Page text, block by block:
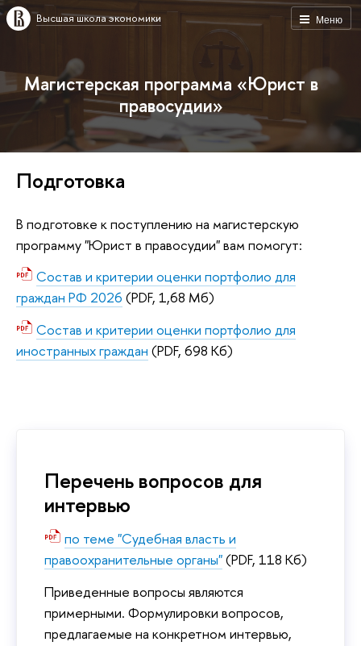
Меню
Высшая школа экономики
Магистерская программа «Юрист в
правосудии»
Подготовка
В подготовке к поступлению на магистерскую
программу "Юрист в правосудии" вам помогут:
Состав и критерии оценки портфолио для
граждан РФ 2026 (PDF, 1,68 Мб)
Состав и критерии оценки портфолио для
иностранных граждан (PDF, 698 Кб)
Перечень вопросов для
интервью
по теме "Судебная власть и
правоохранительные органы"(PDF, 118 Кб)
Приведенные вопросы являются
примерными. Формулировки вопросов,
предлагаемые на конкретном интервью,